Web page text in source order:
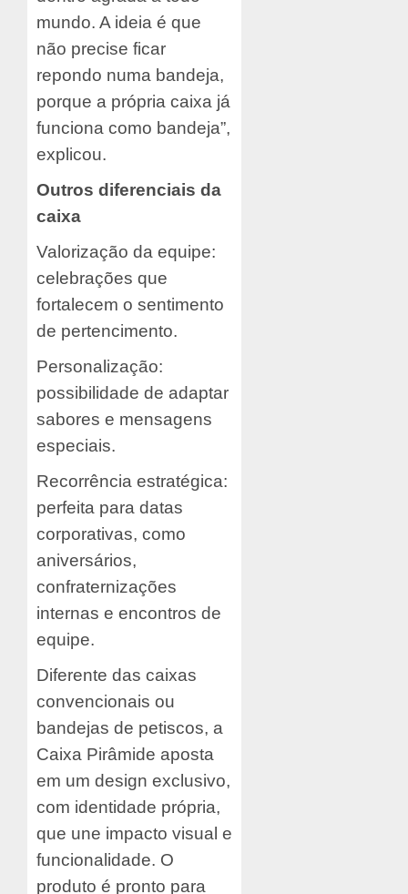
mundo. A ideia é que
não precise ficar
repondo numa bandeja,
porque a própria caixa já
funciona como bandeja”,
explicou.
Outros diferenciais da
caixa
Valorização da equipe:
celebrações que
fortalecem o sentimento
de pertencimento.
Personalização:
possibilidade de adaptar
sabores e mensagens
especiais.
Recorrência estratégica:
perfeita para datas
corporativas, como
aniversários,
confraternizações
internas e encontros de
equipe.
Diferente das caixas
convencionais ou
bandejas de petiscos, a
Caixa Pirâmide aposta
em um design exclusivo,
com identidade própria,
que une impacto visual e
funcionalidade. O
produto é pronto para